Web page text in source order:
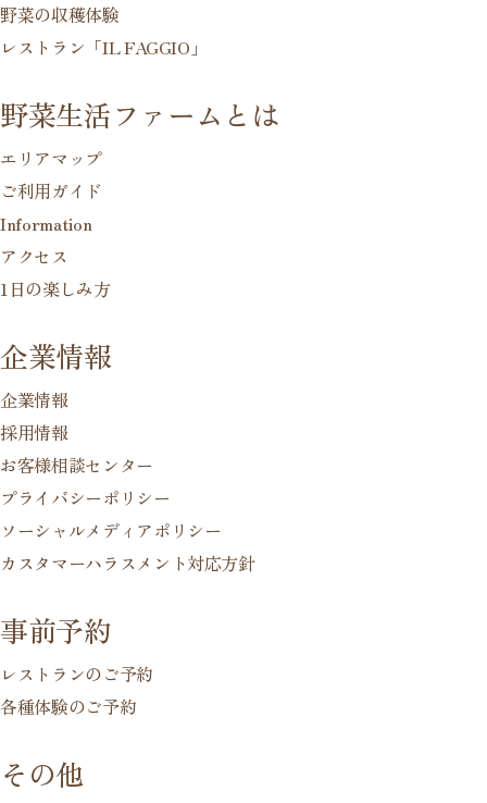
野菜の収穫体験
レストラン「IL FAGGIO」
野菜生活ファームとは
エリアマップ
ご利用ガイド
Information
アクセス
1日の楽しみ方
企業情報
企業情報
採用情報
お客様相談センター
プライバシーポリシー
ソーシャルメディアポリシー
カスタマーハラスメント対応方針
事前予約
レストランのご予約
各種体験のご予約
その他